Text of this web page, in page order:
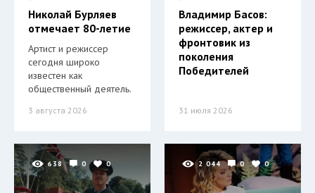
Николай Бурляев
отмечает 80-летие
Артист и режиссер
сегодня широко
известен как
общественный деятель.
3 августа 2026
Владимир Басов:
режиссер, актер и
фронтовик из
поколения
Победителей
31 июля 2026
638 0 0 2 044 0 0